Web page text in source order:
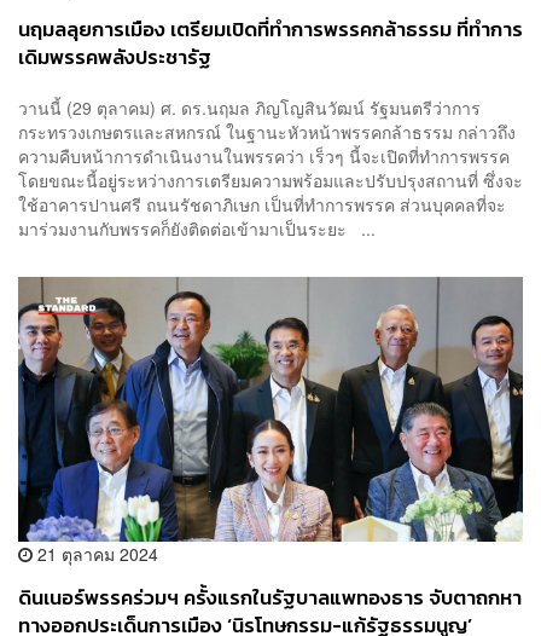
นฤมลลุยการเมือง เตรียมเปิดที่ทำการพรรคกล้าธรรม ที่ทำการ
เดิมพรรคพลังประชารัฐ
วานนี้ (29 ตุลาคม) ศ. ดร.นฤมล ภิญโญสินวัฒน์ รัฐมนตรีว่าการ
กระทรวงเกษตรและสหกรณ์ ในฐานะหัวหน้าพรรคกล้าธรรม กล่าวถึง
ความคืบหน้าการดำเนินงานในพรรคว่า เร็วๆ นี้จะเปิดที่ทำการพรรค
โดยขณะนี้อยู่ระหว่างการเตรียมความพร้อมและปรับปรุงสถานที่ ซึ่งจะ
ใช้อาคารปานศรี ถนนรัชดาภิเษก เป็นที่ทำการพรรค ส่วนบุคคลที่จะ
มาร่วมงานกับพรรคก็ยังติดต่อเข้ามาเป็นระยะ ...
21 ตุลาคม 2024
ดินเนอร์พรรคร่วมฯ ครั้งแรกในรัฐบาลแพทองธาร จับตาถกหา
ทางออกประเด็นการเมือง ‘นิรโทษกรรม-แก้รัฐธรรมนูญ’